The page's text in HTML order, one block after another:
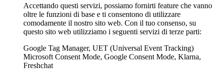
Accettando questi servizi, possiamo fornirti feature che vanno
oltre le funzioni di base e ti consentono di utilizzare
comodamente il nostro sito web. Con il tuo consenso, su
questo sito web utilizziamo i seguenti servizi di terze parti:
Google Tag Manager, UET (Universal Event Tracking)
Microsoft Consent Mode, Google Consent Mode, Klarna,
Freshchat